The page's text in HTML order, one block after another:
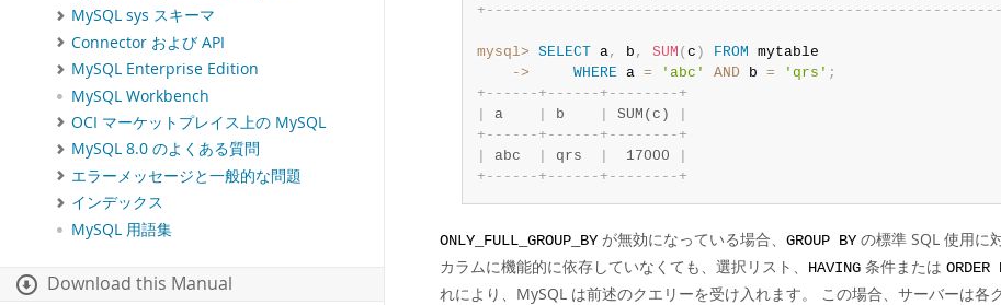
MySQL sys スキーマ
Connector および API
MySQL Enterprise Edition
MySQL Workbench
OCI マーケットプレイス上の MySQL
MySQL 8.0 のよくある質問
エラーメッセージと一般的な問題
インデックス
MySQL 用語集
Download this Manual
+ - - - - - - - - - - - - - - - - - - - - - - - - - - - - - - - - - - - - - - - - - - - - - - - - - - - - - - - - - - -
mysql> SELECT a, b , SUM (c ) FROM
    ->
WHERE a = 'abc' AND b = 'qrs' ;
+ - - - - - - + - - - - - - + - - - - - - - - +
a b SUM(c)
+ - - - - - - + - - - - - - + - - - - - - - - +
abc qrs
  17000
+ - - - - - - + - - - - - - + - - - - - - - - +
ONLY_FULL_GROUP_BY が無効になっている場合、 GROUP BY の標準 SQL 使用に
カラムに機能的に依存していなくても、選択リスト、 HAVING 条件または ORDER
れにより、MySQL は前述のクエリーを受け入れます。 この場合、サーバーは